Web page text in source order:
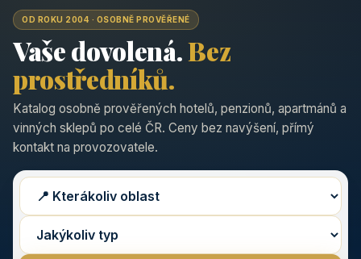
OD ROKU 2004 · OSOBNĚ PROVĚŘENÉ
Vaše dovolená.Bez
prostředníků.
Katalog osobně prověřených hotelů, penzionů, apartmánů a
vinných sklepů po celé ČR. Ceny bez navýšení, přímý
kontakt na provozovatele.